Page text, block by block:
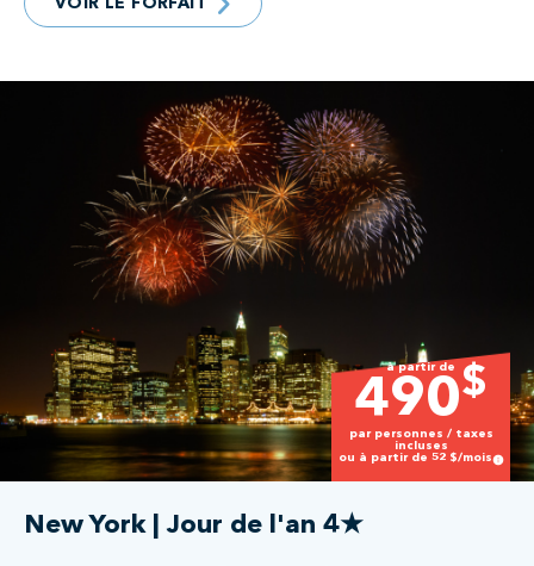
VOIR LE FORFAIT
à partir de
490$
par personnes / taxes
incluses
ou à partir de 52$/mois
New York | Jour de l'an 4★